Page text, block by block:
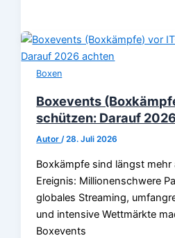
Boxen
Boxevents
schützen: Darauf
Autor/28. Juli 2026
Boxkämpfe sind längst mehr
Ereignis: Millionenschwere
globales Streaming,
und intensive Wettmärkte
Boxevents